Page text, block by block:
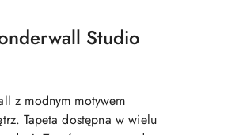
Studio
z modnym motywem
Tapeta dostępna w wielu